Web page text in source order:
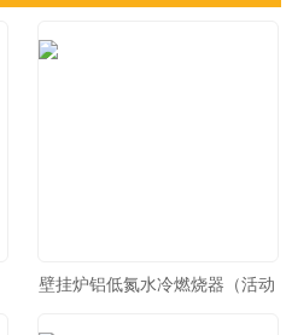
壁挂炉铝低氮水冷燃烧器（活动